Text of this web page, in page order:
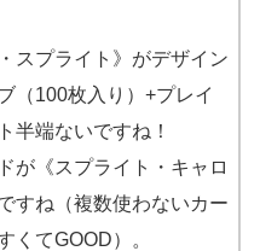
スプライト》がデザイン
（100枚入り）+プレイ
半端ないですね！
が《スプライト・キャロ
すね（複数使わないカー
くてGOOD）。